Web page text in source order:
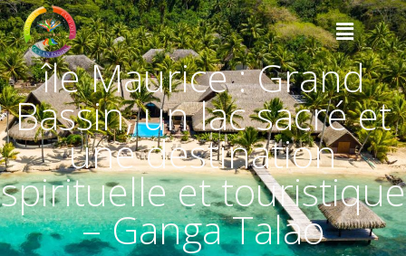
île Maurice : Grand
Bassin, un lac sacré et
une destination
spirituelle et touristique
– Ganga Talao